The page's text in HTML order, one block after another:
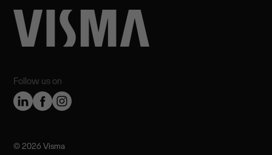
Follow us on
©️ 2026 Visma